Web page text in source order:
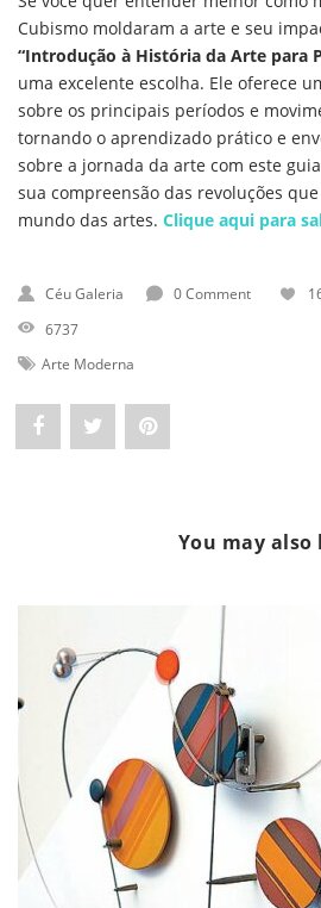
Cubismo moldaram a arte e seu
“Introdução à História da Arte para
uma excelente escolha. Ele oferece
sobre os principais períodos e
tornando o aprendizado prático e
sobre a jornada da arte com este
sua compreensão das revoluções
mundo das artes. Clique aqui para
Céu Galeria 0 Comment
6737
Arte Moderna
Share
na
Arte
Moderna"
Facebook
Post
Cubismo
Moderna"
on
Twitter
Pin
Cubismo
na
Arte
Moderna"
on
Pinterest
You may also